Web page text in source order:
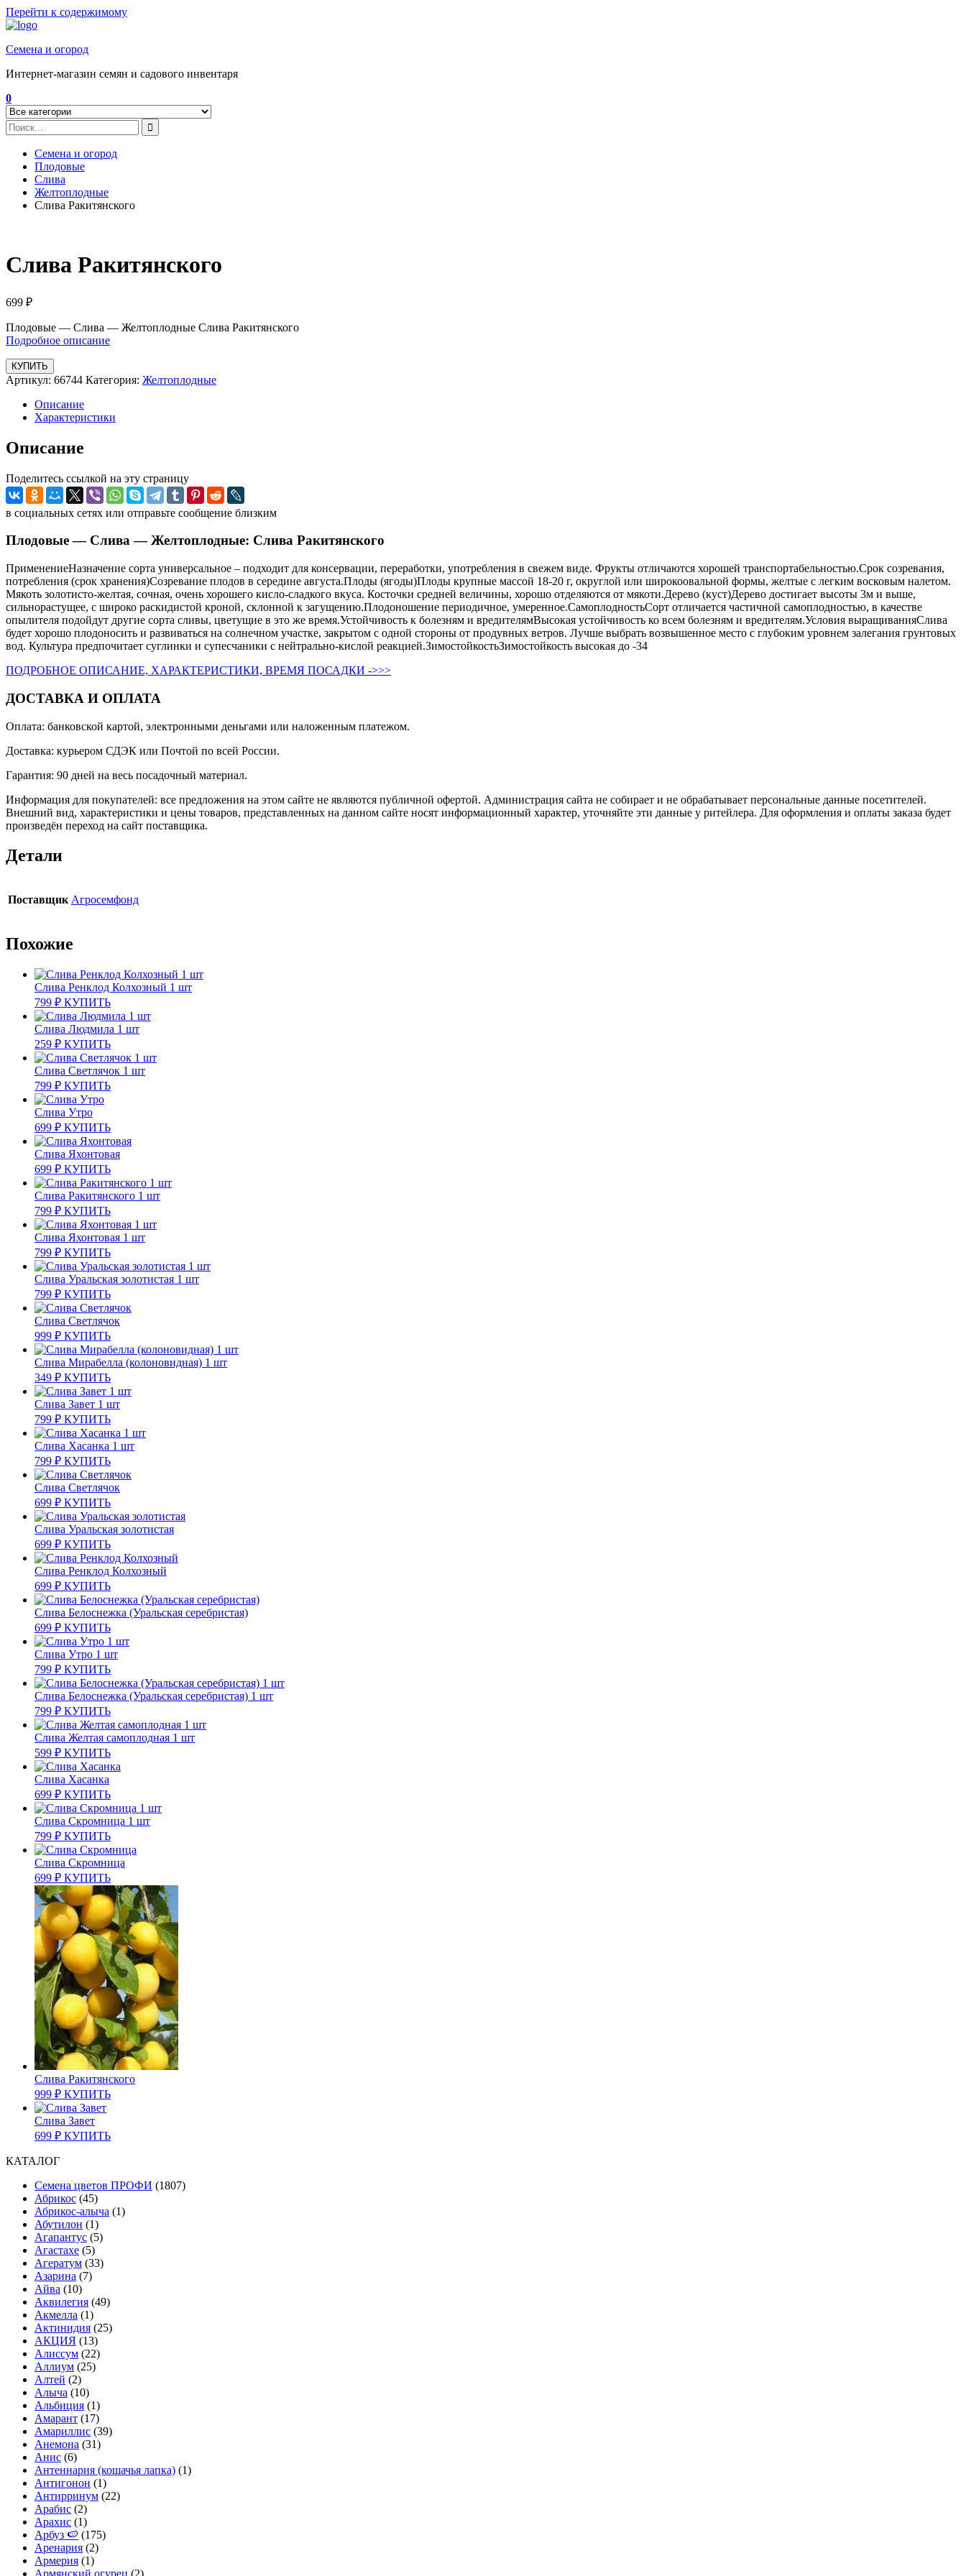
Перейти к содержимому
Семена и огород
Интернет-магазин семян и садового инвентаря
0
Семена и огород
Плодовые
Слива
Желтоплодные
Слива Ракитянского
Слива Ракитянского
699 ₽
Плодовые — Слива — Желтоплодные Слива Ракитянского
Подробное описание
КУПИТЬ
Артикул: 66744 Категория: Желтоплодные
Описание
Характеристики
Описание
Поделитесь ссылкой на эту страницу
в социальных сетях или отправьте сообщение близким
Плодовые — Слива — Желтоплодные: Слива Ракитянского
ПрименениеНазначение сорта универсальное – подходит для консервации, переработки, употребления в свежем виде. Фрукты отличаются хорошей транспортабельностью.Срок созревания,
потребления (срок хранения)Созревание плодов в середине августа.Плоды (ягоды)Плоды крупные массой 18-20 г, округлой или широкоовальной формы, желтые с легким восковым налетом.
Мякоть золотисто-желтая, сочная, очень хорошего кисло-сладкого вкуса. Косточки средней величины, хорошо отделяются от мякоти.Дерево (куст)Дерево достигает высоты 3м и выше,
сильнорастущее, с широко раскидистой кроной, склонной к загущению.Плодоношение периодичное, умеренное.СамоплодностьСорт отличается частичной самоплодностью, в качестве
опылителя подойдут другие сорта сливы, цветущие в это же время.Устойчивость к болезням и вредителямВысокая устойчивость ко всем болезням и вредителям.Условия выращиванияСлива
будет хорошо плодоносить и развиваться на солнечном участке, закрытом с одной стороны от продувных ветров. Лучше выбрать возвышенное место с глубоким уровнем залегания грунтовых
вод. Культура предпочитает суглинки и супесчаники с нейтрально-кислой реакцией.ЗимостойкостьЗимостойкость высокая до ˗34
ПОДРОБНОЕ ОПИСАНИЕ, ХАРАКТЕРИСТИКИ, ВРЕМЯ ПОСАДКИ ->>>
ДОСТАВКА И ОПЛАТА
Оплата: банковской картой, электронными деньгами или наложенным платежом.
Доставка: курьером СДЭК или Почтой по всей России.
Гарантия: 90 дней на весь посадочный материал.
Информация для покупателей: все предложения на этом сайте не являются публичной офертой. Администрация сайта не собирает и не обрабатывает персональные данные посетителей.
Внешний вид, характеристики и цены товаров, представленных на данном сайте носят информационный характер, уточняйте эти данные у ритейлера. Для оформления и оплаты заказа будет
произведён переход на сайт поставщика.
Детали
Поставщик Агросемфонд
Похожие
Слива Ренклод Колхозный 1 шт
799 ₽ КУПИТЬ
Слива Людмила 1 шт
259 ₽ КУПИТЬ
Слива Светлячок 1 шт
799 ₽ КУПИТЬ
Слива Утро
699 ₽ КУПИТЬ
Слива Яхонтовая
699 ₽ КУПИТЬ
Слива Ракитянского 1 шт
799 ₽ КУПИТЬ
Слива Яхонтовая 1 шт
799 ₽ КУПИТЬ
Слива Уральская золотистая 1 шт
799 ₽ КУПИТЬ
Слива Светлячок
999 ₽ КУПИТЬ
Слива Мирабелла (колоновидная) 1 шт
349 ₽ КУПИТЬ
Слива Завет 1 шт
799 ₽ КУПИТЬ
Слива Хасанка 1 шт
799 ₽ КУПИТЬ
Слива Светлячок
699 ₽ КУПИТЬ
Слива Уральская золотистая
699 ₽ КУПИТЬ
Слива Ренклод Колхозный
699 ₽ КУПИТЬ
Слива Белоснежка (Уральская серебристая)
699 ₽ КУПИТЬ
Слива Утро 1 шт
799 ₽ КУПИТЬ
Слива Белоснежка (Уральская серебристая) 1 шт
799 ₽ КУПИТЬ
Слива Желтая самоплодная 1 шт
599 ₽ КУПИТЬ
Слива Хасанка
699 ₽ КУПИТЬ
Слива Скромница 1 шт
799 ₽ КУПИТЬ
Слива Скромница
699 ₽ КУПИТЬ
Слива Ракитянского
999 ₽ КУПИТЬ
Слива Завет
699 ₽ КУПИТЬ
КАТАЛОГ
Cемена цветов ПРОФИ (1807)
Абрикос (45)
Абрикос-алыча (1)
Абутилон (1)
Агапантус (5)
Агастахе (5)
Агератум (33)
Азарина (7)
Айва (10)
Аквилегия (49)
Акмелла (1)
Актинидия (25)
АКЦИЯ (13)
Алиссум (22)
Аллиум (25)
Алтей (2)
Алыча (10)
Альбиция (1)
Амарант (17)
Амариллис (39)
Анемона (31)
Анис (6)
Антеннария (кошачья лапка) (1)
Антигонон (1)
Антирринум (22)
Арабис (2)
Арахис (1)
Арбуз 🍉 (175)
Аренария (2)
Армерия (1)